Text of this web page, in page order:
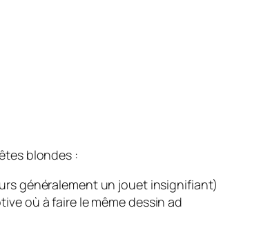
blondes :
généralement un jouet insignifiant)
où à faire le même dessin ad